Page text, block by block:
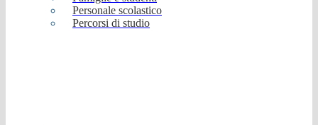
Personale scolastico
Percorsi di studio